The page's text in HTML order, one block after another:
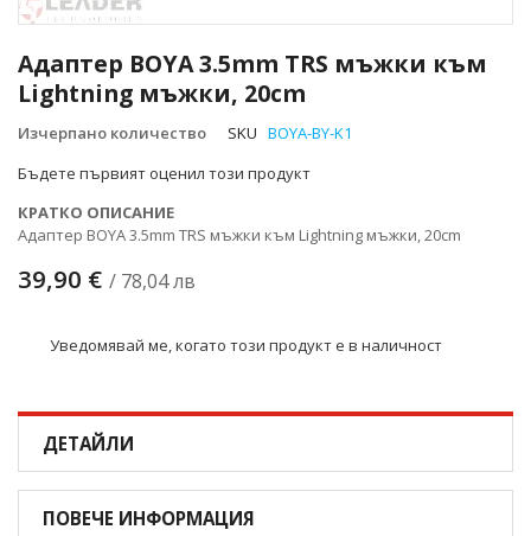
Адаптер BOYA 3.5mm TRS мъжки към
Lightning мъжки, 20cm
Изчерпано количество SKU BOYA-BY-K1
Бъдете първият оценил този продукт
КРАТКО ОПИСАНИЕ
Адаптер BOYA 3.5mm TRS мъжки към Lightning мъжки, 20cm
39,90 € / 78,04 лв
Уведомявай ме, когато този продукт е в наличност
към
началото
на
галерия
снимки
ДЕТАЙЛИ
ПОВЕЧЕ ИНФОРМАЦИЯ